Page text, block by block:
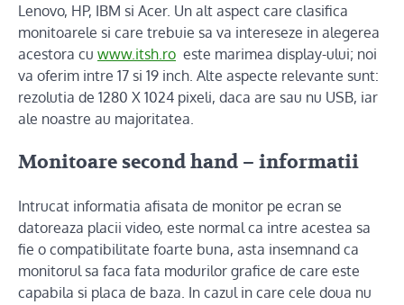
Lenovo, HP, IBM si Acer. Un alt aspect care clasifica
monitoarele si care trebuie sa va intereseze in alegerea
acestora cu www.itsh.ro este marimea display-ului; noi
va oferim intre 17 si 19 inch. Alte aspecte relevante sunt:
rezolutia de 1280 X 1024 pixeli, daca are sau nu USB, iar
ale noastre au majoritatea.
Monitoare second hand – informatii
Intrucat informatia afisata de monitor pe ecran se
datoreaza placii video, este normal ca intre acestea sa
fie o compatibilitate foarte buna, asta insemnand ca
monitorul sa faca fata modurilor grafice de care este
capabila si placa de baza. In cazul in care cele doua nu